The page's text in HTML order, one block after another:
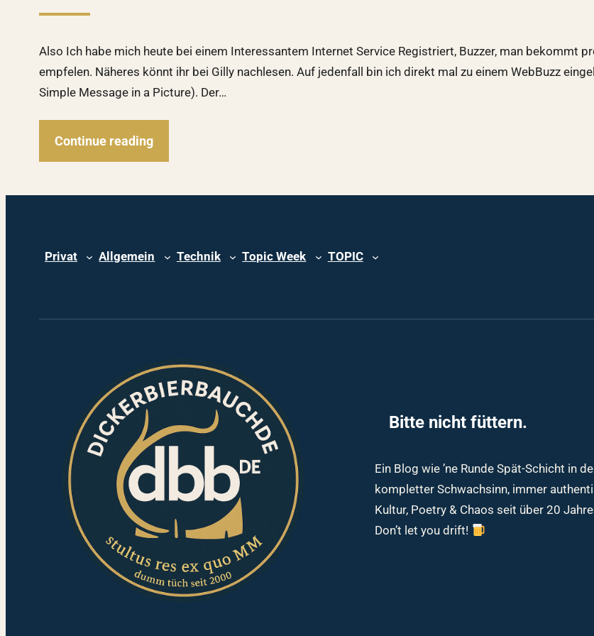
Also Ich habe mich heute bei einem Interessantem Internet Service Registriert, Buzzer, man bekommt
empfelen. Näheres könnt ihr bei Gilly nachlesen. Auf jedenfall bin ich direkt mal zu einem WebBuzz
Simple Message in a Picture). Der…
Continue reading
Privat Allgemein Technik Topic Week TOPIC
Bitte nicht füttern.
Ein Blog wie ’ne Runde Spät-Schicht in
kompletter Schwachsinn, immer
Kultur, Poetry & Chaos seit über 20
Don’t let you drift!